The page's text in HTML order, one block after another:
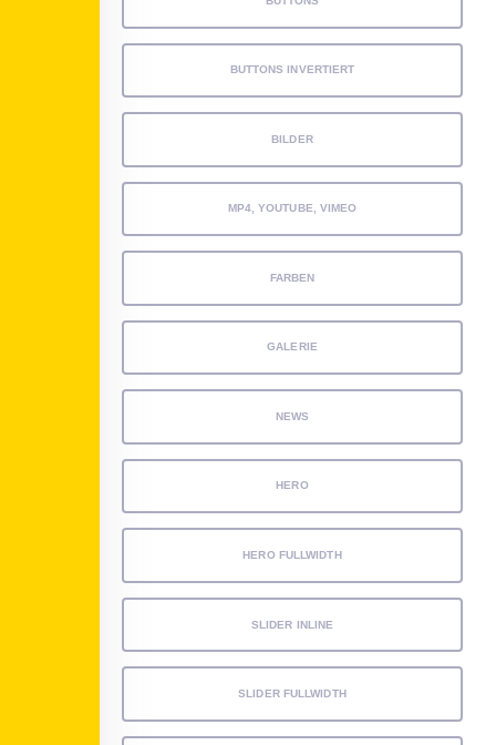
BUTTONS INVERTIERT
BILDER
MP4, YOUTUBE, VIMEO
FARBEN
GALERIE
NEWS
HERO
HERO FULLWIDTH
SLIDER INLINE
SLIDER FULLWIDTH